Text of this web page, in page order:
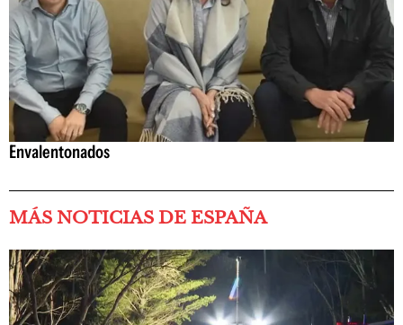
Envalentonados
MÁS NOTICIAS DE ESPAÑA